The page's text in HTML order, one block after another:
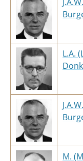
L.A.
M.